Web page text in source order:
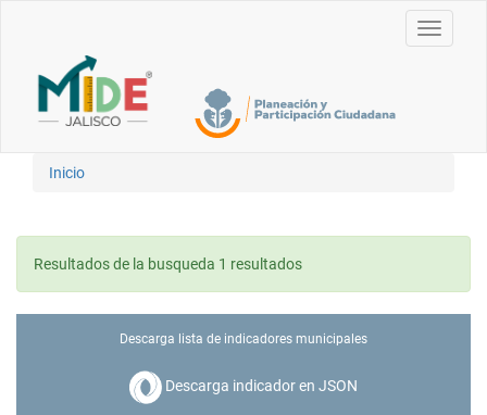
Toggle
Inicio
Resultados de la busqueda 1 resultados
Descarga lista de indicadores municipales
Descarga indicador en JSON